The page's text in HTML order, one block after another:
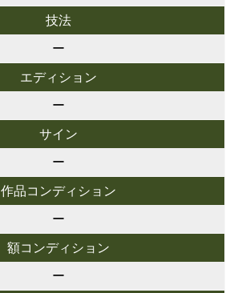
技法
ー
エディション
ー
サイン
ー
作品コンディション
ー
額コンディション
ー